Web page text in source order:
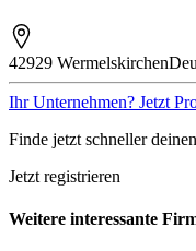
42929 Wermelskirchen
Ihr Unternehmen? Jetzt
Finde jetzt schneller
Jetzt registrieren
Weitere interessante